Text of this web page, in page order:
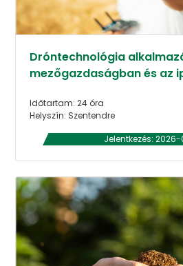
Dróntechnológia
mezőgazdaságban és az
Időtartam: 24 óra
Helyszín: Szentendre
Jelentkezés: